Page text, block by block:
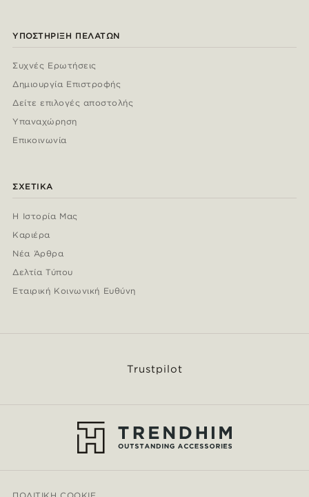
ΥΠΟΣΤΉΡΙΞΗ ΠΕΛΑΤΏΝ
Συχνές Ερωτήσεις
Δημιουργία Επιστροφής
Δείτε επιλογές αποστολής
Υπαναχώρηση
Επικοινωνία
ΣΧΕΤΙΚΆ
Η Ιστορία Μας
Καριέρα
Νέα Άρθρα
Δελτία Τύπου
Εταιρική Κοινωνική Ευθύνη
Trustpilot